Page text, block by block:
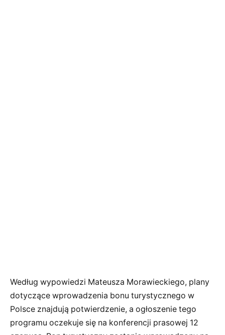
Według wypowiedzi Mateusza Morawieckiego, plany
dotyczące wprowadzenia bonu turystycznego w
Polsce znajdują potwierdzenie, a ogłoszenie tego
programu oczekuje się na konferencji prasowej 12